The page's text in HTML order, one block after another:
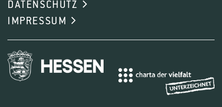
DATENSCHUTZ
IMPRESSUM